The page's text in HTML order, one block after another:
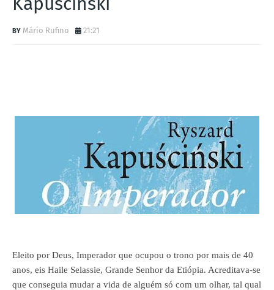
Mário Rufino 21:21
Eleito por Deus, Imperador que ocupou o trono por mais de 40
anos, eis Haile Selassie, Grande Senhor da Etiópia. Acreditava-se
que conseguia mudar a vida de alguém só com um olhar, tal qual